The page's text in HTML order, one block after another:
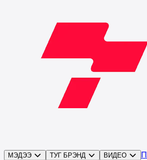
МЭДЭЭ ТУГ БРЭНД ВИДЕО